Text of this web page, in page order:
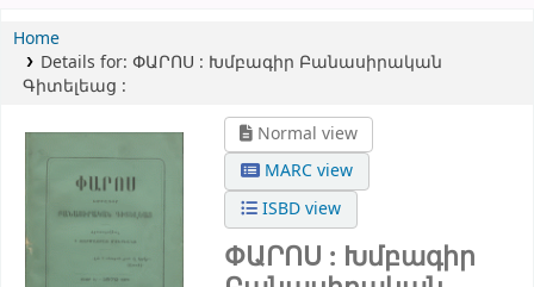
Home
Details for: ՓԱՐՈՍ : Խմբագիր Բանասիրական
Գիտելեաց :
Normal view
MARC view
ISBD view
ՓԱՐՈՍ : Խմբագիր